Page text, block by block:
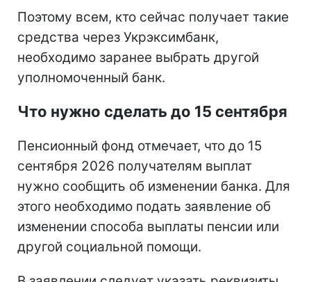
Поэтому всем, кто сейчас получает такие
средства через Укрэксимбанк,
необходимо заранее выбрать другой
уполномоченный банк.
Что нужно сделать до 15 сентября
Пенсионный фонд отмечает, что до 15
сентября 2026 получателям выплат
нужно сообщить об изменении банка. Для
этого необходимо подать заявление об
изменении способа выплаты пенсии или
другой социальной помощи.